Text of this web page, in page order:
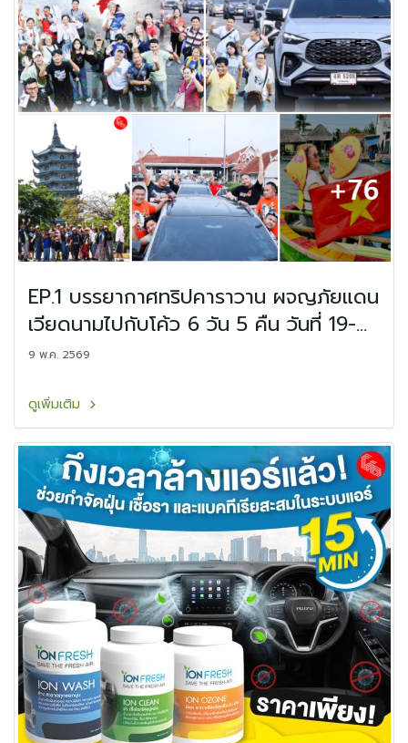
EP.1 บรรยากาศทริปคาราวาน ผจญภัยแดน
เวียดนามไปกับโค้ว 6 วัน 5 คืน วันที่ 19-
24 เมษายน 2569
9 พ.ค. 2569
ดูเพิ่มเติม